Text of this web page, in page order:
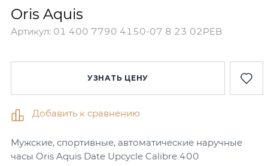
Oris Aquis
Артикул: 01 400 7790 4150-07 8 23 02PEB
Мужские, спортивные, автоматические наручные
часы Oris Aquis Date Upcycle Calibre 400
УЗНАТЬ ЦЕНУ
Добавить к сравнению